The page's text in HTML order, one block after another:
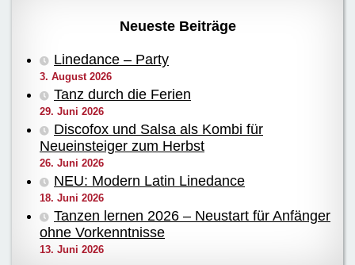
Neueste Beiträge
Linedance – Party
3. August 2026
Tanz durch die Ferien
29. Juni 2026
Discofox und Salsa als Kombi für
Neueinsteiger zum Herbst
26. Juni 2026
NEU: Modern Latin Linedance
18. Juni 2026
Tanzen lernen 2026 – Neustart für Anfänger
ohne Vorkenntnisse
13. Juni 2026